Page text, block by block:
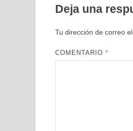
Deja una
Tu dirección de correo
COMENTARIO*